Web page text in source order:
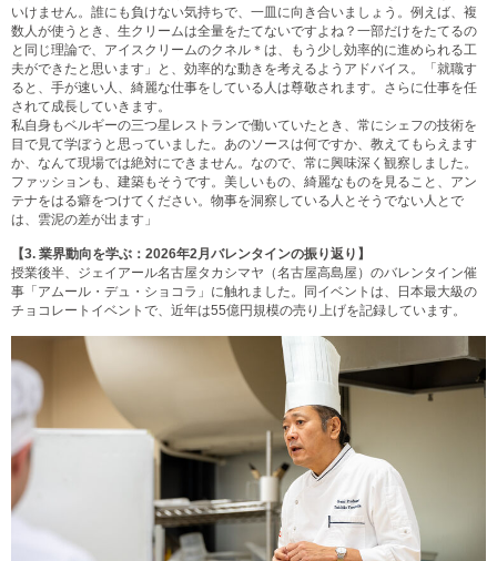
いけません。誰にも負けない気持ちで、一皿に向き合いましょう。例えば、複
数人が使うとき、生クリームは全量をたてないですよね？一部だけをたてるの
と同じ理論で、アイスクリームのクネル＊は、もう少し効率的に進められる工
夫ができたと思います」と、効率的な動きを考えるようアドバイス。「就職す
ると、手が速い人、綺麗な仕事をしている人は尊敬されます。さらに仕事を任
されて成長していきます。
私自身もベルギーの三つ星レストランで働いていたとき、常にシェフの技術を
目で見て学ぼうと思っていました。あのソースは何ですか、教えてもらえます
か、なんて現場では絶対にできません。なので、常に興味深く観察しました。
ファッションも、建築もそうです。美しいもの、綺麗なものを見ること、アン
テナをはる癖をつけてください。物事を洞察している人とそうでない人とで
は、雲泥の差が出ます」
【3. 業界動向を学ぶ：2026年2月バレンタインの振り返り】
授業後半、ジェイアール名古屋タカシマヤ（名古屋高島屋）のバレンタイン催
事「アムール・デュ・ショコラ」に触れました。同イベントは、日本最大級の
チョコレートイベントで、近年は55億円規模の売り上げを記録しています。